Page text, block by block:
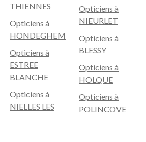
THIENNES
Opticiens à
HONDEGHEM
Opticiens à
ESTREE
BLANCHE
Opticiens à
NIELLES LES
Opticiens à
NIEURLET
Opticiens à
BLESSY
Opticiens à
HOLQUE
Opticiens à
POLINCOVE